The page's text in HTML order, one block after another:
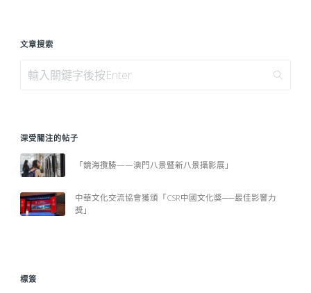
文章搜索
深受關注的帖子
「鏡海攬勝——澳門八景暨新八景攝影展」
中華文化交流協會獲頒「CSR中國文化獎──最佳影響力
獎」
標簽